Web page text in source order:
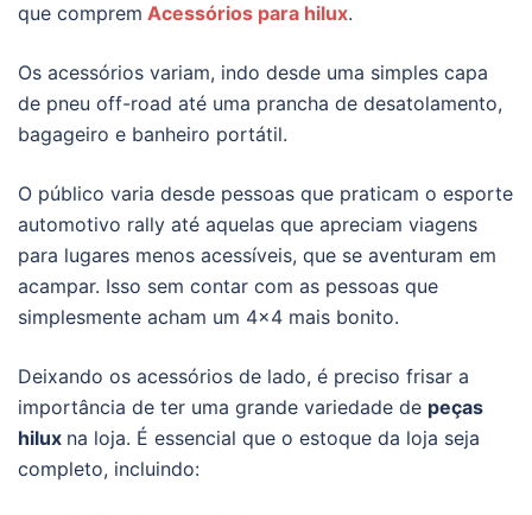
que comprem Acessórios para hilux.
Os acessórios variam, indo desde uma simples capa
de pneu off-road até uma prancha de desatolamento,
bagageiro e banheiro portátil.
O público varia desde pessoas que praticam o esporte
automotivo rally até aquelas que apreciam viagens
para lugares menos acessíveis, que se aventuram em
acampar. Isso sem contar com as pessoas que
simplesmente acham um 4×4 mais bonito.
Deixando os acessórios de lado, é preciso frisar a
importância de ter uma grande variedade de peças
hilux na loja. É essencial que o estoque da loja seja
completo, incluindo: